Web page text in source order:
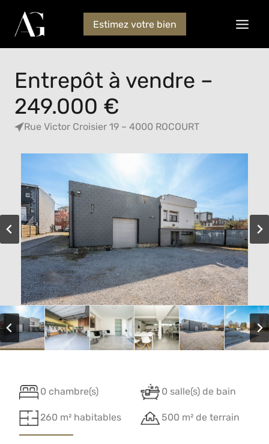
Estimez votre bien
Entrepôt à vendre –
249.000 €
Rue Victor Croisier 19 – 4000 ROCOURT
0 chambre(s) 0 salle(s) de bain
260 m² habitables 500 m² de terrain